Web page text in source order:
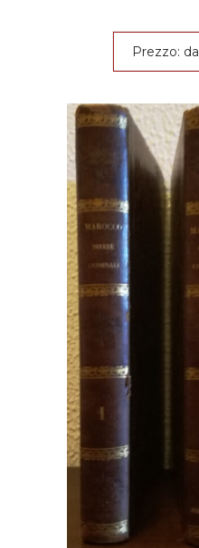
Prezzo: